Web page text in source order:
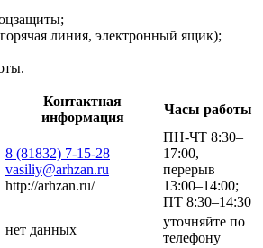
линия, электронный ящик);
Контактная
информация
Часы работы
8 (81832) 7-15-28
vasiliy@arhzan.ru
http://arhzan.ru/
ПН-ЧТ 8:30–
17:00,
перерыв
13:00–14:00;
ПТ 8:30–14:30
нет данных
уточняйте по
телефону